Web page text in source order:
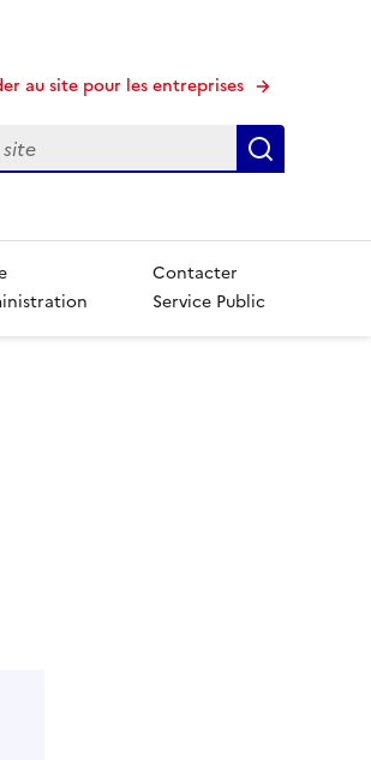
au site pour les entreprises
Contacter
Service Public